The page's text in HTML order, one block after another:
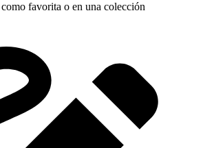
favorita o en una colección